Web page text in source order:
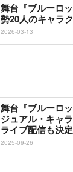
舞台『ブルーロ
勢20人のキャラ
2026-03-13
舞台『ブルーロ
ジュアル・キャ
ライブ配信も決定
2025-09-26